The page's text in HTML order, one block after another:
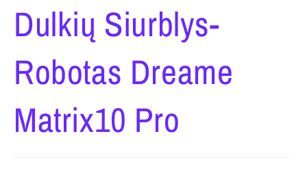
Dulkių Siurblys-
Robotas Dreame
Matrix10 Pro